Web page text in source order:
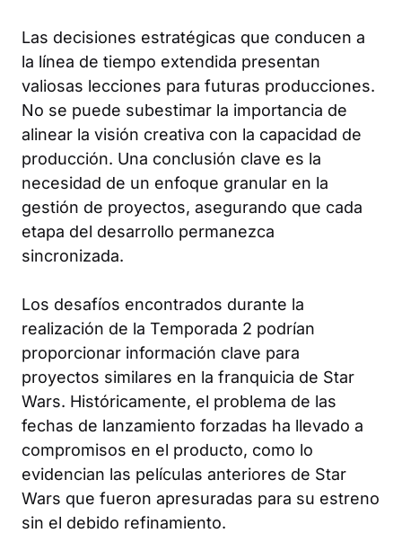
Las decisiones estratégicas que conducen a
la línea de tiempo extendida presentan
valiosas lecciones para futuras producciones.
No se puede subestimar la importancia de
alinear la visión creativa con la capacidad de
producción. Una conclusión clave es la
necesidad de un enfoque granular en la
gestión de proyectos, asegurando que cada
etapa del desarrollo permanezca
sincronizada.
Los desafíos encontrados durante la
realización de la Temporada 2 podrían
proporcionar información clave para
proyectos similares en la franquicia de Star
Wars. Históricamente, el problema de las
fechas de lanzamiento forzadas ha llevado a
compromisos en el producto, como lo
evidencian las películas anteriores de Star
Wars que fueron apresuradas para su estreno
sin el debido refinamiento.